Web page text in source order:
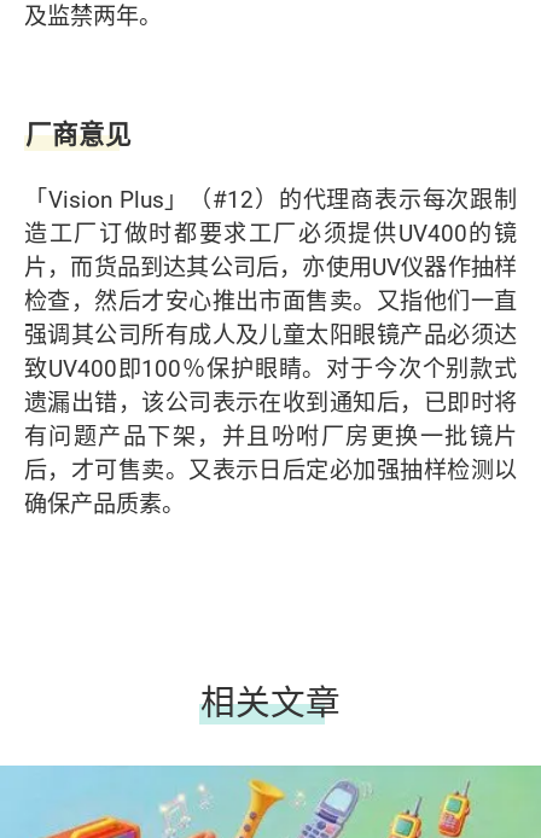
及监禁两年。
厂商意见
「Vision Plus」（#12）的代理商表示每次跟制
造工厂订做时都要求工厂必须提供UV400的镜
片，而货品到达其公司后，亦使用UV仪器作抽样
检查，然后才安心推出市面售卖。又指他们一直
强调其公司所有成人及儿童太阳眼镜产品必须达
致UV400即100％保护眼睛。对于今次个别款式
遗漏出错，该公司表示在收到通知后，已即时将
有问题产品下架，并且吩咐厂房更换一批镜片
后，才可售卖。又表示日后定必加强抽样检测以
确保产品质素。
相关文章